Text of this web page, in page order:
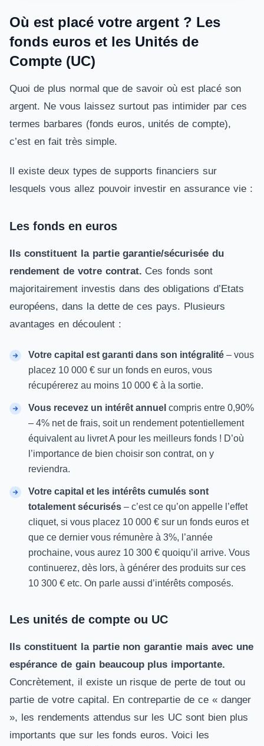
Où est placé votre argent ? Les
fonds euros et les Unités de
Compte (UC)
Quoi de plus normal que de savoir où est placé son
argent. Ne vous laissez surtout pas intimider par ces
termes barbares (fonds euros, unités de compte),
c’est en fait très simple.
Il existe deux types de supports financiers sur
lesquels vous allez pouvoir investir en assurance vie :
Les fonds en euros
Ils constituent la partie garantie/sécurisée du
rendement de votre contrat. Ces fonds sont
majoritairement investis dans des obligations d’Etats
européens, dans la dette de ces pays. Plusieurs
avantages en découlent :
Votre capital est garanti dans son intégralité – vous
placez 10 000 € sur un fonds en euros, vous
récupérerez au moins 10 000 € à la sortie.
Vous recevez un intérêt annuel compris entre 0,90%
– 4% net de frais, soit un rendement potentiellement
équivalent au livret A pour les meilleurs fonds ! D’où
l’importance de bien choisir son contrat, on y
reviendra.
Votre capital et les intérêts cumulés sont
totalement sécurisés – c’est ce qu’on appelle l’effet
cliquet, si vous placez 10 000 € sur un fonds euros et
que ce dernier vous rémunère à 3%, l’année
prochaine, vous aurez 10 300 € quoiqu’il arrive. Vous
continuerez, dès lors, à générer des produits sur ces
10 300 € etc. On parle aussi d’intérêts composés.
Les unités de compte ou UC
Ils constituent la partie non garantie mais avec une
espérance de gain beaucoup plus importante.
Concrètement, il existe un risque de perte de tout ou
partie de votre capital. En contrepartie de ce « danger
», les rendements attendus sur les UC sont bien plus
importants que sur les fonds euros. Voici les